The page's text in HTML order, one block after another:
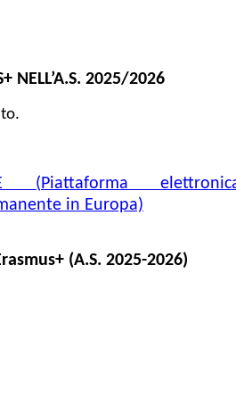
NELL’A.S. 2025/2026
(Piattaforma
in Europa)
(A.S. 2025-2026)